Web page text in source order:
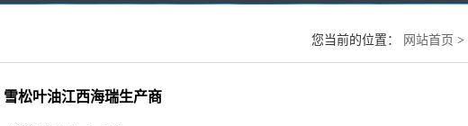
您当前的位置： 网站首页 >
雪松叶油江西海瑞生产商